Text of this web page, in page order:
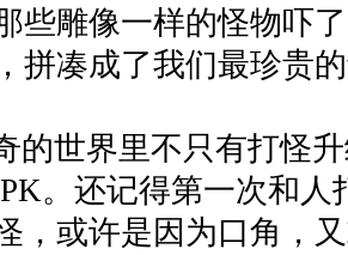
些雕像一样的怪物吓
拼凑成了我们最珍贵
的世界里不只有打怪
。还记得第一次和人
，或许是因为口角，